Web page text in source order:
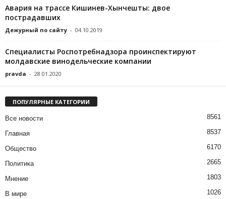
Авария на трассе Кишинев-Хынчешты: двое
пострадавших
Дежурный по сайту - 04.10.2019
Специалисты Роспотребнадзора проинспектируют
молдавские винодельческие компании
pravda - 28.01.2020
ПОПУЛЯРНЫЕ КАТЕГОРИИ
Все новости 8561
Главная 8537
Общество 6170
Политика 2665
Мнение 1803
В мире 1026